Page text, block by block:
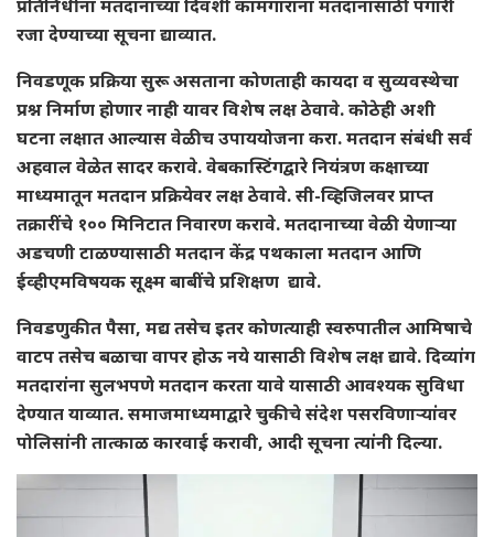
प्रतिनिधींना मतदानाच्या दिवशी कामगारांना मतदानासाठी पगारी
रजा देण्याच्या सूचना द्याव्यात.
निवडणूक प्रक्रिया सुरू असताना कोणताही कायदा व सुव्यवस्थेचा
प्रश्न निर्माण होणार नाही यावर विशेष लक्ष ठेवावे. कोठेही अशी
घटना लक्षात आल्यास वेळीच उपाययोजना करा. मतदान संबंधी सर्व
अहवाल वेळेत सादर करावे. वेबकास्टिंगद्वारे नियंत्रण कक्षाच्या
माध्यमातून मतदान प्रक्रियेवर लक्ष ठेवावे. सी-व्हिजिलवर प्राप्त
तक्रारींचे १०० मिनिटात निवारण करावे. मतदानाच्या वेळी येणाऱ्या
अडचणी टाळण्यासाठी मतदान केंद्र पथकाला मतदान आणि
ईव्हीएमविषयक सूक्ष्म बाबींचे प्रशिक्षण द्यावे.
निवडणुकीत पैसा, मद्य तसेच इतर कोणत्याही स्वरुपातील आमिषाचे
वाटप तसेच बळाचा वापर होऊ नये यासाठी विशेष लक्ष द्यावे. दिव्यांग
मतदारांना सुलभपणे मतदान करता यावे यासाठी आवश्यक सुविधा
देण्यात याव्यात. समाजमाध्यमाद्वारे चुकीचे संदेश पसरविणाऱ्यांवर
पोलिसांनी तात्काळ कारवाई करावी, आदी सूचना त्यांनी दिल्या.